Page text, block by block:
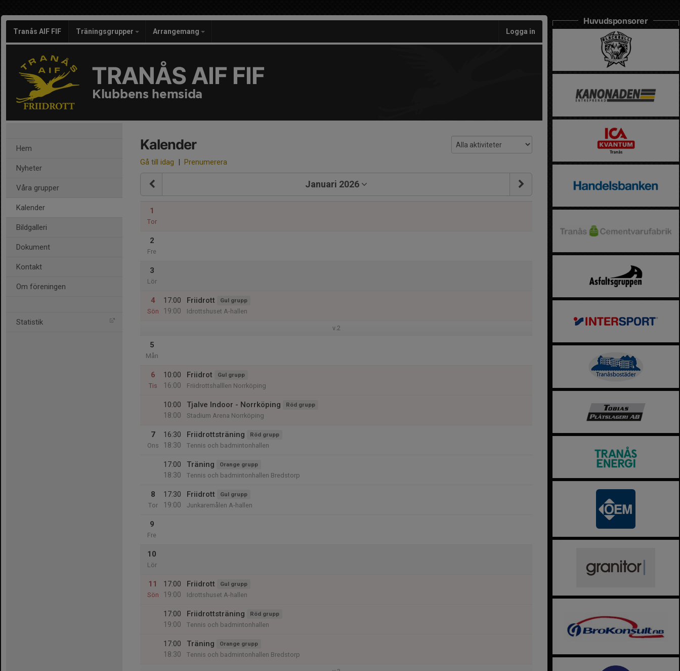
Tranås AIF FIF Träningsgrupper Arrangemang Logga in
TRANÅS AIF FIF
Klubbens hemsida
Hem
Nyheter
Våra grupper
Kalender
Bildgalleri
Dokument
Kontakt
Om föreningen
Statistik
Kalender
Gå till idag | Prenumerera
Januari 2026
1
Tor
2
Fre
3
Lör
4
Sön
17:00
19:00
Friidrott Gul grupp
Idrottshuset A-hallen
v.2
5
Mån
6
Tis
10:00
16:00
Friidrot Gul grupp
Friidrottshalllen Norrköping
10:00
18:00
Tjalve Indoor - Norrköping Röd grupp
Stadium Arena Norrköping
7
Ons
16:30
18:30
Friidrottsträning Röd grupp
Tennis och badmintonhallen
17:00
18:30
Träning Orange grupp
Tennis och badmintonhallen Bredstorp
8
Tor
17:30
19:00
Friidrott Gul grupp
Junkaremålen A-hallen
9
Fre
10
Lör
11
Sön
17:00
19:00
Friidrott Gul grupp
Idrottshuset A-hallen
17:00
19:00
Friidrottsträning Röd grupp
Tennis och badmintonhallen
17:00
18:30
Träning Orange grupp
Tennis och badmintonhallen Bredstorp
Huvudsponsorer